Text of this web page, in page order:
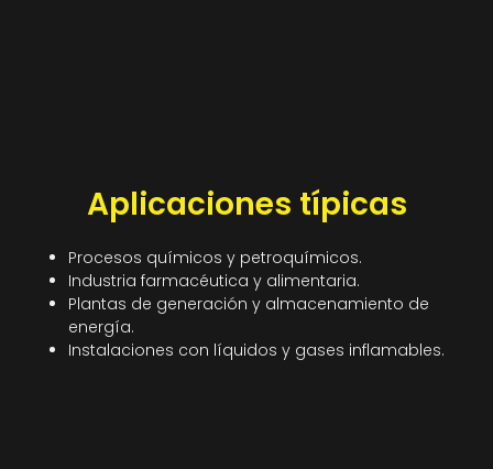
Aplicaciones típicas
Procesos químicos y petroquímicos.
Industria farmacéutica y alimentaria.
Plantas de generación y almacenamiento de
energía.
Instalaciones con líquidos y gases inflamables.